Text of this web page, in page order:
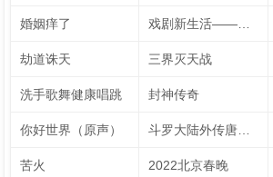
婚姻痒了
劫道诛天 三界灭天战
洗手歌舞健康唱跳 封神传奇
你好世界（原声）
苦火 2022北京春晚